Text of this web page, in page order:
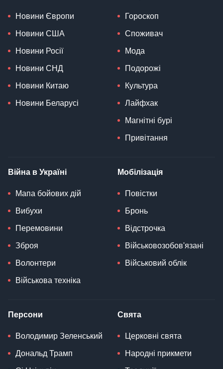
Новини Європи
Новини США
Новини Росії
Новини СНД
Новини Китаю
Новини Беларусі
Гороскоп
Споживач
Мода
Подорожі
Культура
Лайфхак
Магнітні бурі
Привітання
Війна в Україні
Мапа бойових дій
Вибухи
Перемовини
Зброя
Волонтери
Військова техніка
Мобілізація
Повістки
Бронь
Відстрочка
Військовозобов'язані
Військовий облік
Персони
Володимир Зеленський
Дональд Трамп
Свята
Церковні свята
Народні прикмети